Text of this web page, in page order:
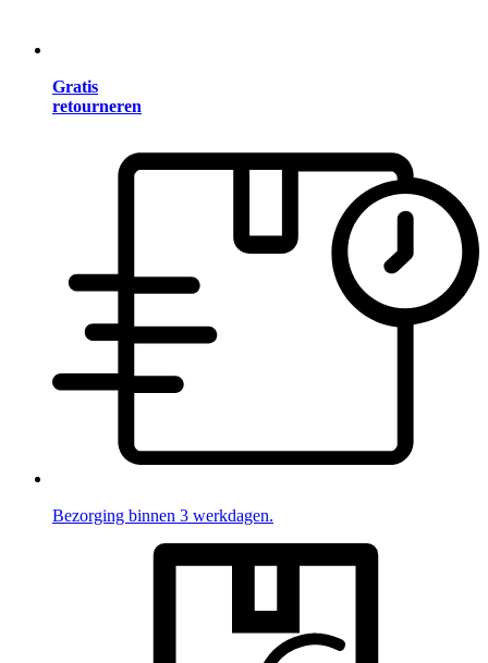
Gratis
retourneren
Bezorging binnen 3 werkdagen.